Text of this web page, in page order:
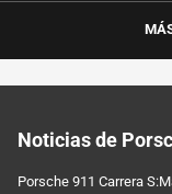
Noticias de
Porsche 911 Carrera